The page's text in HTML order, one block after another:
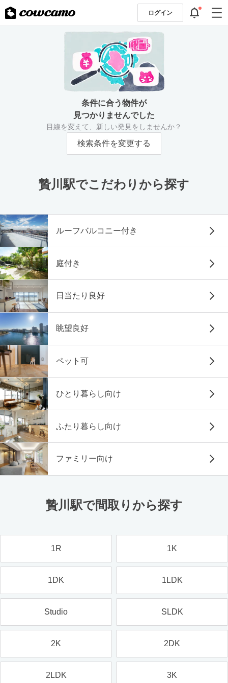
ログイン
条件に合う物件が
見つかりませんでした
目線を変えて、新しい発見をしませんか？
検索条件を変更する
贄川駅でこだわりから探す
ルーフバルコニー付き
庭付き
日当たり良好
眺望良好
ペット可
ひとり暮らし向け
ふたり暮らし向け
ファミリー向け
贄川駅で間取りから探す
1R 1K
1DK 1LDK
Studio SLDK
2K 2DK
2LDK 3K